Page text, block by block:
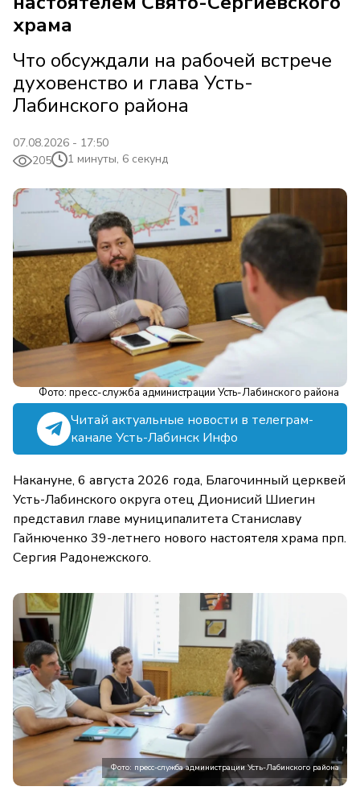
храма
Что обсуждали на рабочей встрече
духовенство и глава Усть-
Лабинского района
07.08.2026 - 17:50
205
1 минуты, 6 секунд
Фото: пресс-служба администрации Усть-Лабинского района
Читай актуальные новости в телеграм-
канале Усть-Лабинск Инфо
Накануне, 6 августа 2026 года, Благочинный церквей
Усть-Лабинского округа отец Дионисий Шиегин
представил главе муниципалитета Станиславу
Гайнюченко 39-летнего нового настоятеля храма прп.
Сергия Радонежского.
Фото: пресс-служба администрации Усть-Лабинского района